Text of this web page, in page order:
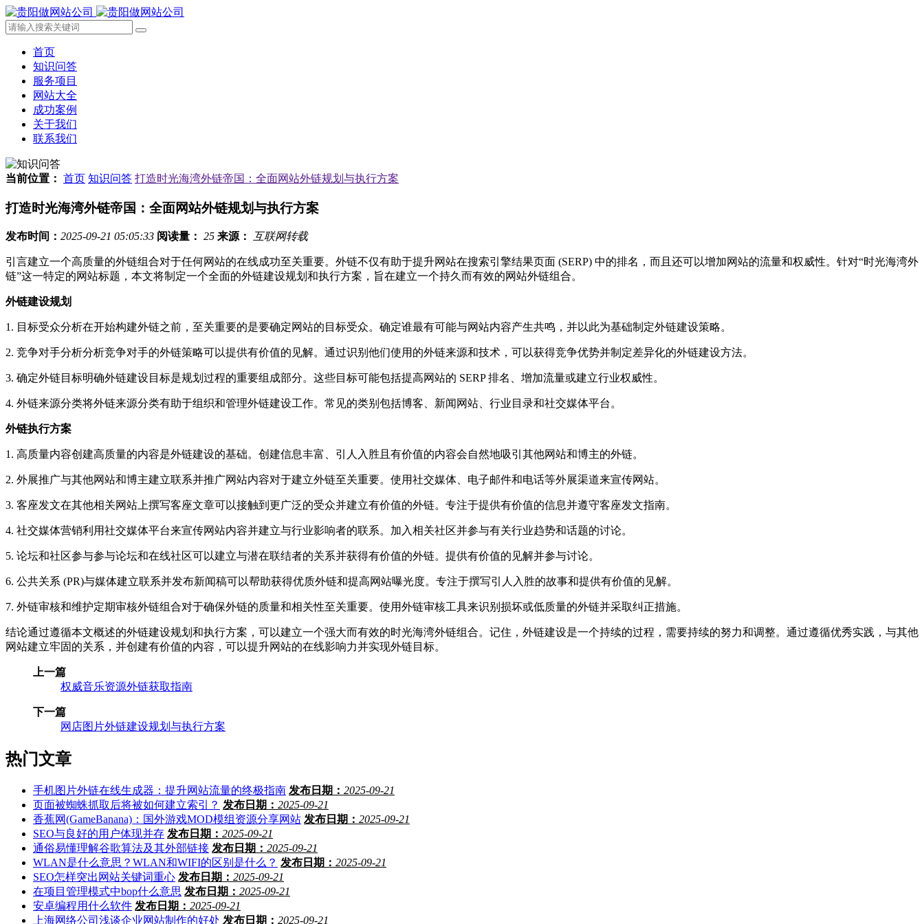
首页
知识问答
服务项目
网站大全
成功案例
关于我们
联系我们
当前位置： 首页 知识问答 打造时光海湾外链帝国：全面网站外链规划与执行方案
打造时光海湾外链帝国：全面网站外链规划与执行方案
发布时间： 2025-09-21 05:05:33 阅读量： 25 来源： 互联网转载
引言建立一个高质量的外链组合对于任何网站的在线成功至关重要。外链不仅有助于提升网站在搜索引擎结果页面 (SERP) 中的排名，而且还可以增加网站的流量和权威性。针对“时光海湾外
链”这一特定的网站标题，本文将制定一个全面的外链建设规划和执行方案，旨在建立一个持久而有效的网站外链组合。
外链建设规划
1. 目标受众分析在开始构建外链之前，至关重要的是要确定网站的目标受众。确定谁最有可能与网站内容产生共鸣，并以此为基础制定外链建设策略。
2. 竞争对手分析分析竞争对手的外链策略可以提供有价值的见解。通过识别他们使用的外链来源和技术，可以获得竞争优势并制定差异化的外链建设方法。
3. 确定外链目标明确外链建设目标是规划过程的重要组成部分。这些目标可能包括提高网站的 SERP 排名、增加流量或建立行业权威性。
4. 外链来源分类将外链来源分类有助于组织和管理外链建设工作。常见的类别包括博客、新闻网站、行业目录和社交媒体平台。
外链执行方案
1. 高质量内容创建高质量的内容是外链建设的基础。创建信息丰富、引人入胜且有价值的内容会自然地吸引其他网站和博主的外链。
2. 外展推广与其他网站和博主建立联系并推广网站内容对于建立外链至关重要。使用社交媒体、电子邮件和电话等外展渠道来宣传网站。
3. 客座发文在其他相关网站上撰写客座文章可以接触到更广泛的受众并建立有价值的外链。专注于提供有价值的信息并遵守客座发文指南。
4. 社交媒体营销利用社交媒体平台来宣传网站内容并建立与行业影响者的联系。加入相关社区并参与有关行业趋势和话题的讨论。
5. 论坛和社区参与参与论坛和在线社区可以建立与潜在联结者的关系并获得有价值的外链。提供有价值的见解并参与讨论。
6. 公共关系 (PR)与媒体建立联系并发布新闻稿可以帮助获得优质外链和提高网站曝光度。专注于撰写引人入胜的故事和提供有价值的见解。
7. 外链审核和维护定期审核外链组合对于确保外链的质量和相关性至关重要。使用外链审核工具来识别损坏或低质量的外链并采取纠正措施。
结论通过遵循本文概述的外链建设规划和执行方案，可以建立一个强大而有效的时光海湾外链组合。记住，外链建设是一个持续的过程，需要持续的努力和调整。通过遵循优秀实践，与其他
网站建立牢固的关系，并创建有价值的内容，可以提升网站的在线影响力并实现外链目标。
上一篇
权威音乐资源外链获取指南
下一篇
网店图片外链建设规划与执行方案
热门文章
手机图片外链在线生成器：提升网站流量的终极指南 发布日期： 2025-09-21
页面被蜘蛛抓取后将被如何建立索引？ 发布日期： 2025-09-21
香蕉网(GameBanana)：国外游戏MOD模组资源分享网站 发布日期： 2025-09-21
SEO与良好的用户体现并存 发布日期： 2025-09-21
通俗易懂理解谷歌算法及其外部链接 发布日期： 2025-09-21
WLAN是什么意思？WLAN和WIFI的区别是什么？ 发布日期： 2025-09-21
SEO怎样突出网站关键词重心 发布日期： 2025-09-21
在项目管理模式中bop什么意思 发布日期： 2025-09-21
安卓编程用什么软件 发布日期： 2025-09-21
上海网络公司浅谈企业网站制作的好处 发布日期： 2025-09-21